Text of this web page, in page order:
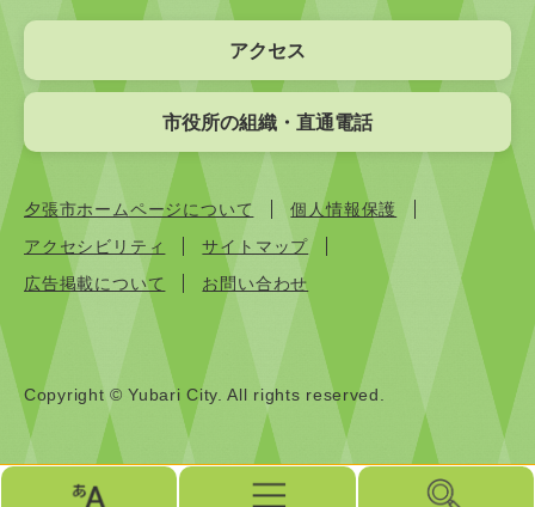
アクセス
市役所の組織・直通電話
夕張市ホームページについて
個人情報保護
アクセシビリティ
サイトマップ
広告掲載について
お問い合わせ
Copyright © Yubari City. All rights reserved.